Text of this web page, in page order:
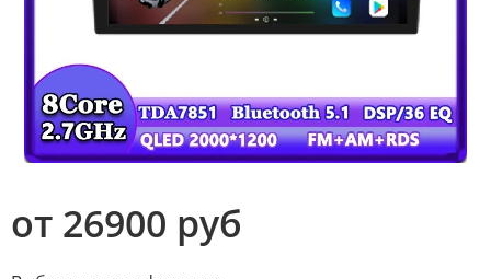
от 26900 руб